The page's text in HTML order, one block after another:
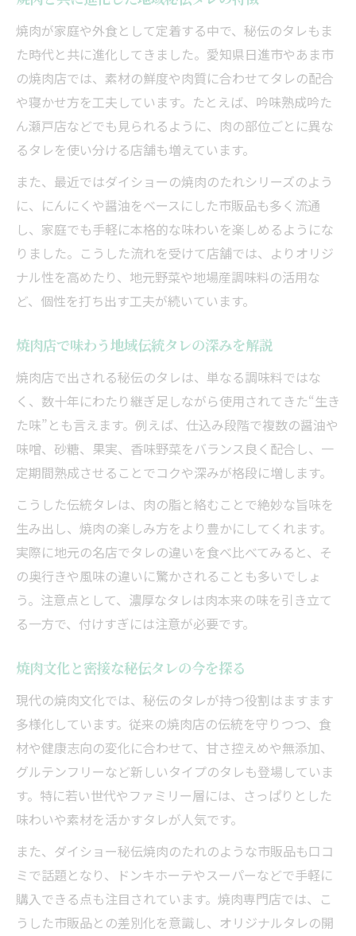
焼肉が家庭や外食として定着する中で、秘伝のタレもま
た時代と共に進化してきました。愛知県日進市やあま市
の焼肉店では、素材の鮮度や肉質に合わせてタレの配合
や寝かせ方を工夫しています。たとえば、吟味熟成吟た
ん瀬戸店などでも見られるように、肉の部位ごとに異な
るタレを使い分ける店舗も増えています。
また、最近ではダイショーの焼肉のたれシリーズのよう
に、にんにくや醤油をベースにした市販品も多く流通
し、家庭でも手軽に本格的な味わいを楽しめるようにな
りました。こうした流れを受けて店舗では、よりオリジ
ナル性を高めたり、地元野菜や地場産調味料の活用な
ど、個性を打ち出す工夫が続いています。
焼肉店で味わう地域伝統タレの深みを解説
焼肉店で出される秘伝のタレは、単なる調味料ではな
く、数十年にわたり継ぎ足しながら使用されてきた“生き
た味”とも言えます。例えば、仕込み段階で複数の醤油や
味噌、砂糖、果実、香味野菜をバランス良く配合し、一
定期間熟成させることでコクや深みが格段に増します。
こうした伝統タレは、肉の脂と絡むことで絶妙な旨味を
生み出し、焼肉の楽しみ方をより豊かにしてくれます。
実際に地元の名店でタレの違いを食べ比べてみると、そ
の奥行きや風味の違いに驚かされることも多いでしょ
う。注意点として、濃厚なタレは肉本来の味を引き立て
る一方で、付けすぎには注意が必要です。
焼肉文化と密接な秘伝タレの今を探る
現代の焼肉文化では、秘伝のタレが持つ役割はますます
多様化しています。従来の焼肉店の伝統を守りつつ、食
材や健康志向の変化に合わせて、甘さ控えめや無添加、
グルテンフリーなど新しいタイプのタレも登場していま
す。特に若い世代やファミリー層には、さっぱりとした
味わいや素材を活かすタレが人気です。
また、ダイショー秘伝焼肉のたれのような市販品も口コ
ミで話題となり、ドンキホーテやスーパーなどで手軽に
購入できる点も注目されています。焼肉専門店では、こ
うした市販品との差別化を意識し、オリジナルタレの開